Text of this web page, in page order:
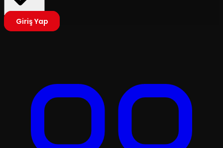
Giriş Yap